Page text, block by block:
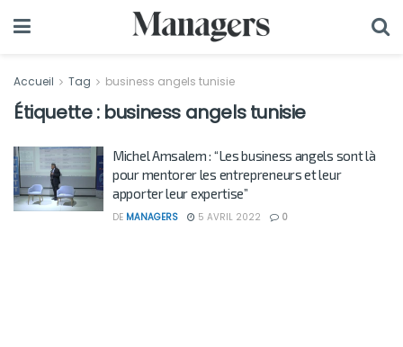
Accueil Tag business angels tunisie
Étiquette : business angels tunisie
Michel Amsalem : “Les business angels sont là
pour mentorer les entrepreneurs et leur
apporter leur expertise”
DE MANAGERS 5 AVRIL 2022 0